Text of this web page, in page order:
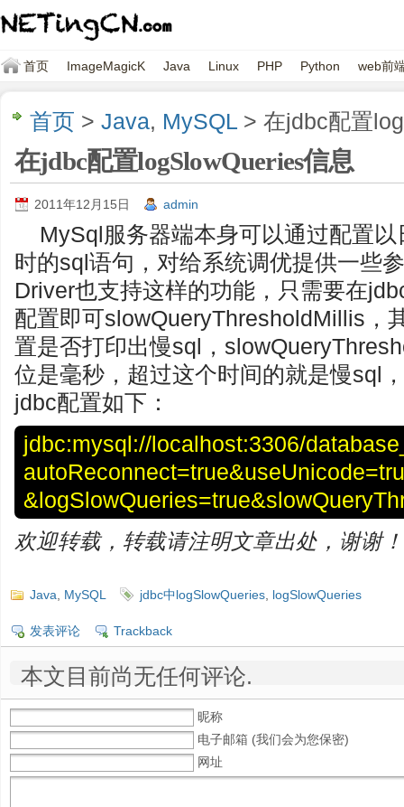
首页 ImageMagicK Java Linux PHP Python web前
首页 > Java, MySQL > 在jdbc配置
在jdbc配置logSlowQueries信息
2011年12月15日 admin
MySql服务器端本身可以通过配置
时的sql语句，对给系统调优提供一些
Driver也支持这样的功能，只需要在
配置即可slowQueryThresholdMillis，
置是否打印出慢sql，
位是毫秒，超过这个时间的就是慢sql
jdbc配置如下：
jdbc:mysql://localhost:3306/
欢迎转载，转载请注明文章出处，谢谢！
Java MySQL jdbc中logSlowQueries logSlowQueries
发表评论 Trackback
本文目前尚无任何评论.
昵称
电子邮箱 (我们会为您保密)
网址